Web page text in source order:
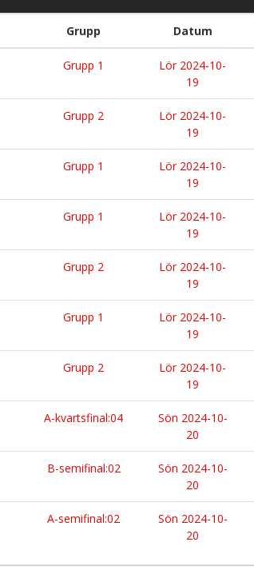
Grupp Datum
Grupp 1
Lör 2024-10-
19
Grupp 2
Lör 2024-10-
19
Grupp 1
Lör 2024-10-
19
Grupp 1
Lör 2024-10-
19
Grupp 2
Lör 2024-10-
19
Grupp 1
Lör 2024-10-
19
Grupp 2
Lör 2024-10-
19
A-kvartsfinal:04
Sön 2024-10-
20
B-semifinal:02
Sön 2024-10-
20
A-semifinal:02
Sön 2024-10-
20